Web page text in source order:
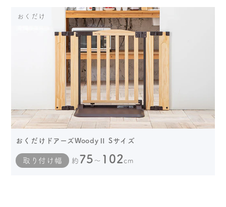
おくだけ
おくだけドアーズWoodyⅡ Sサイズ
取り付け幅 約 75 ～ 102cm